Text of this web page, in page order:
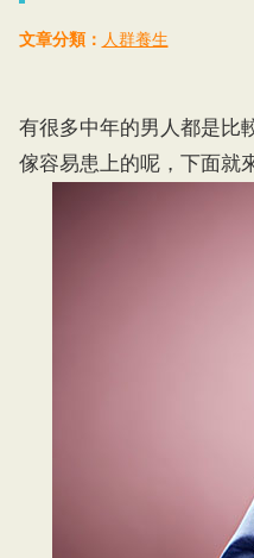
文章分類： 人群養生
有很多中年的男人都是比
傢容易患上的呢，下面就